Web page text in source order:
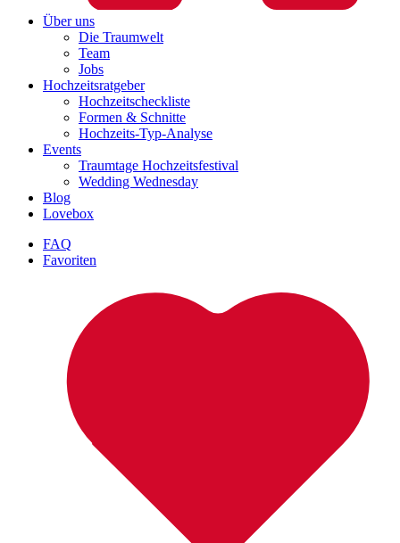
Über uns
Die Traumwelt
Team
Jobs
Hochzeitsratgeber
Hochzeitscheckliste
Formen & Schnitte
Hochzeits-Typ-Analyse
Events
Traumtage Hochzeitsfestival
Wedding Wednesday
Blog
Lovebox
FAQ
Favoriten